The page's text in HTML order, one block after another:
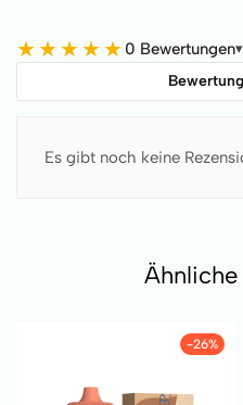
★★★★★ 0 Bewertungen▾
Es gibt noch keine
-26%